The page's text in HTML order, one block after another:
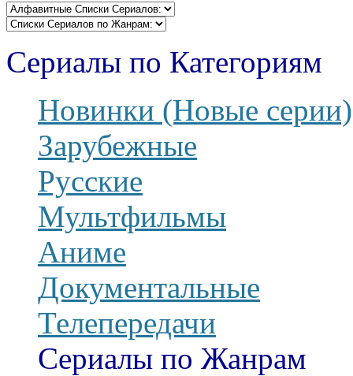
Сериалы по Категориям
Новинки (Новые серии)
Зарубежные
Русские
Мультфильмы
Аниме
Документальные
Телепередачи
Сериалы по Жанрам